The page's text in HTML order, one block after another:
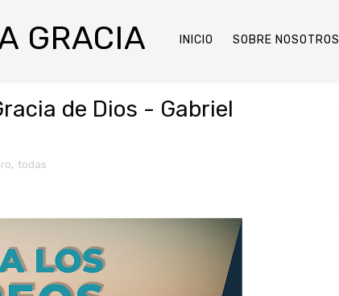
GRACIA INICIO SOBRE NOSOTROS
de Dios - Gabriel
, todas